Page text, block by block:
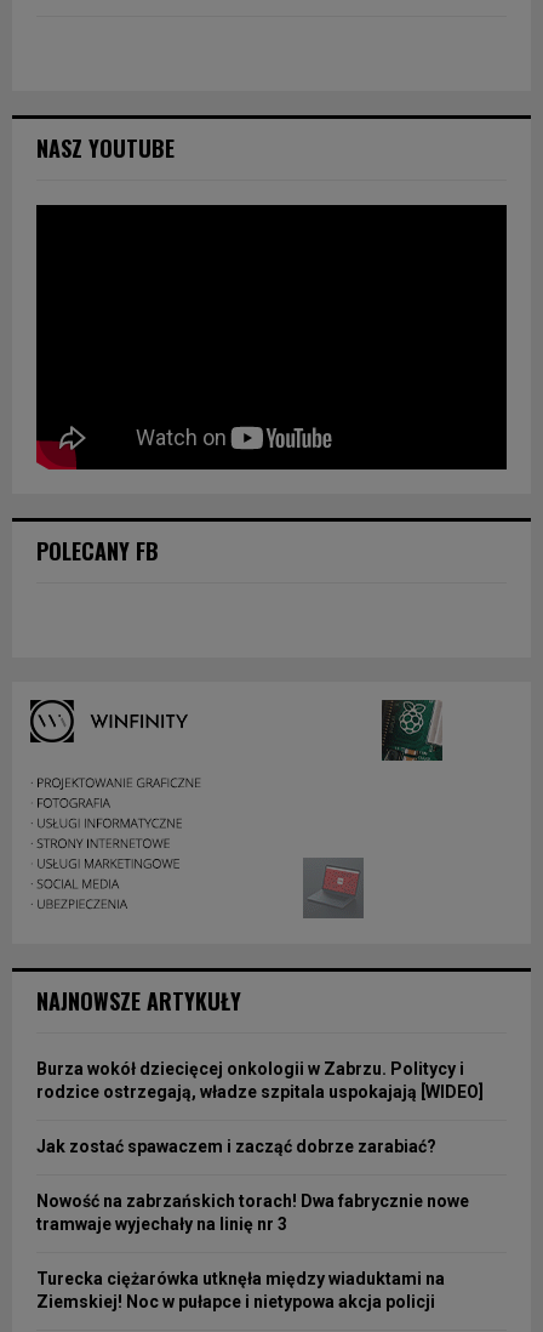
NASZ YOUTUBE
POLECANY FB
NAJNOWSZE ARTYKUŁY
Burza wokół dziecięcej onkologii w Zabrzu. Politycy i
rodzice ostrzegają, władze szpitala uspokajają [WIDEO]
Jak zostać spawaczem i zacząć dobrze zarabiać?
Nowość na zabrzańskich torach! Dwa fabrycznie nowe
tramwaje wyjechały na linię nr 3
Turecka ciężarówka utknęła między wiaduktami na
Ziemskiej! Noc w pułapce i nietypowa akcja policji